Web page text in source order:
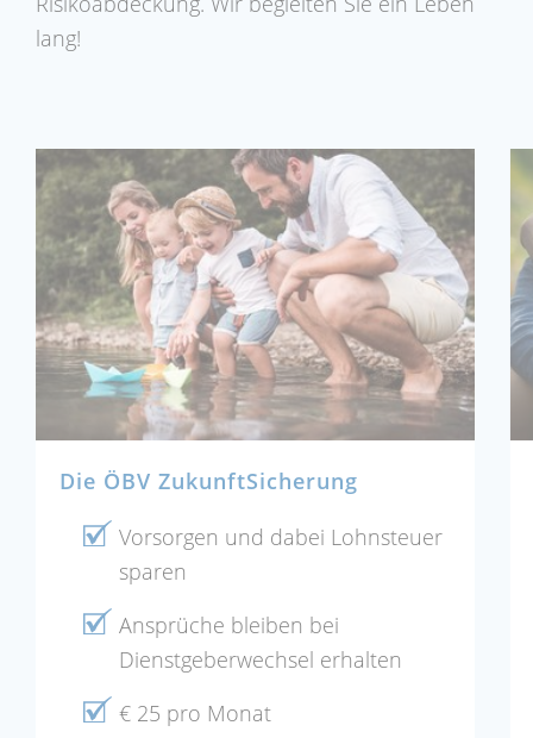
lang!
Die ÖBV ZukunftSicherung
Vorsorgen und dabei Lohnsteuer
sparen
Ansprüche bleiben bei
Dienstgeberwechsel erhalten
€ 25 pro Monat